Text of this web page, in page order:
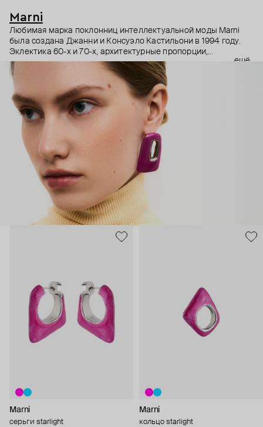
Marni
Любимая марка поклонниц интеллектуальной моды Marni
была создана Джанни и Консуэло Кастильони в 1994 году.
Эклектика 60-х и 70-х, архитектурные пропорции,
необычный взгляд на простые силуэты и, разумеется,
заметные украшения – Дом Marni уже двадцать лет верен
своему неподражаемому почерку, а коллаборации с
молодыми художниками привносят в него новые штрихи.
ещё
Marni
серьги starlight
Marni
кольцо starlight